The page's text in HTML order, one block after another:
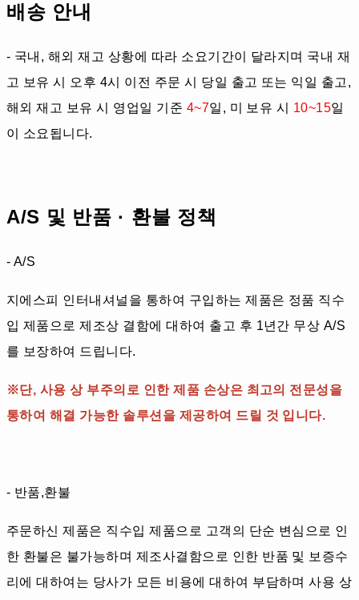
배송 안내
- 국내, 해외 재고 상황에 따라 소요기간이 달라지며 국내 재
고 보유 시 오후 4시 이전 주문 시 당일 출고 또는 익일 출고,
해외 재고 보유 시 영업일 기준 4~7일, 미 보유 시 10~15일
이 소요됩니다.
A/S 및 반품 · 환불 정책
- A/S
지에스피 인터내셔널을 통하여 구입하는 제품은 정품 직수
입 제품으로 제조상 결함에 대하여 출고 후 1년간 무상 A/S
를 보장하여 드립니다.
※단, 사용 상 부주의로 인한 제품 손상은 최고의 전문성을
통하여 해결 가능한 솔루션을 제공하여 드릴 것 입니다.
- 반품,환불
주문하신 제품은 직수입 제품으로 고객의 단순 변심으로 인
한 환불은 불가능하며 제조사결함으로 인한 반품 및 보증수
리에 대하여는 당사가 모든 비용에 대하여 부담하며 사용 상